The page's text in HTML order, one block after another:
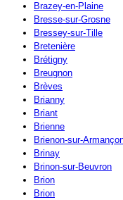
Brazey-en-Plaine
Bresse-sur-Grosne
Bressey-sur-Tille
Bretenière
Brétigny
Breugnon
Brèves
Brianny
Briant
Brienne
Brienon-sur-
Brinay
Brinon-sur-Beuvron
Brion
Brion